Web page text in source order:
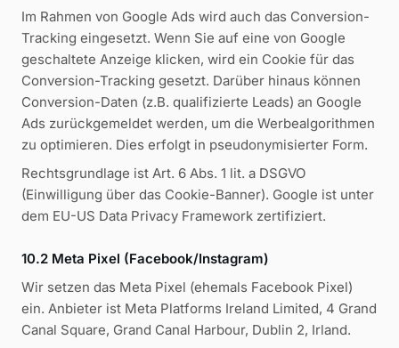
Im Rahmen von Google Ads wird auch das Conversion-
Tracking eingesetzt. Wenn Sie auf eine von Google
geschaltete Anzeige klicken, wird ein Cookie für das
Conversion-Tracking gesetzt. Darüber hinaus können
Conversion-Daten (z.B. qualifizierte Leads) an Google
Ads zurückgemeldet werden, um die Werbealgorithmen
zu optimieren. Dies erfolgt in pseudonymisierter Form.
Rechtsgrundlage ist Art. 6 Abs. 1 lit. a DSGVO
(Einwilligung über das Cookie-Banner). Google ist unter
dem EU-US Data Privacy Framework zertifiziert.
10.2 Meta Pixel (Facebook/Instagram)
Wir setzen das Meta Pixel (ehemals Facebook Pixel)
ein. Anbieter ist Meta Platforms Ireland Limited, 4 Grand
Canal Square, Grand Canal Harbour, Dublin 2, Irland.